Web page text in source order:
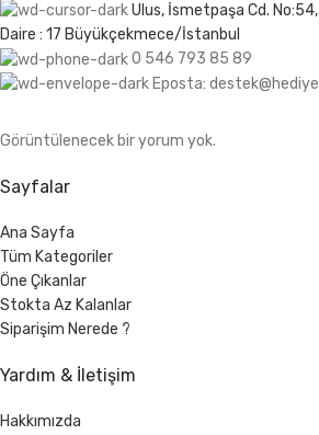
Ulus, İsmetpaşa Cd.
Daire : 17 Büyükçekmece/İstanbul
0 546 793 85 89
Eposta:
Görüntülenecek bir yorum yok.
Sayfalar
Ana Sayfa
Tüm Kategoriler
Öne Çıkanlar
Stokta Az Kalanlar
Siparişim Nerede ?
Yardım & İletişim
Hakkımızda